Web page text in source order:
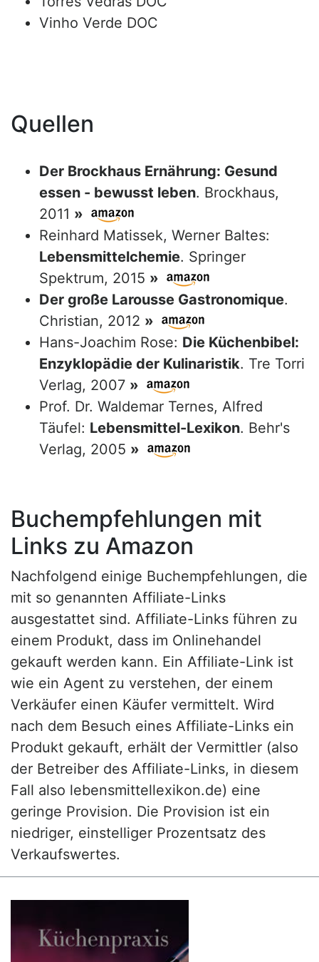
Vinho Verde DOC
Quellen
Der Brockhaus Ernährung: Gesund
essen - bewusst leben. Brockhaus,
2011 »
Reinhard Matissek, Werner Baltes:
Lebensmittelchemie. Springer
Spektrum, 2015 »
Der große Larousse Gastronomique.
Christian, 2012 »
Hans-Joachim Rose: Die Küchenbibel:
Enzyklopädie der Kulinaristik. Tre Torri
Verlag, 2007 »
Prof. Dr. Waldemar Ternes, Alfred
Täufel: Lebensmittel-Lexikon. Behr's
Verlag, 2005 »
Buchempfehlungen mit
Links zu Amazon
Nachfolgend einige Buchempfehlungen, die
mit so genannten Affiliate-Links
ausgestattet sind. Affiliate-Links führen zu
einem Produkt, dass im Onlinehandel
gekauft werden kann. Ein Affiliate-Link ist
wie ein Agent zu verstehen, der einem
Verkäufer einen Käufer vermittelt. Wird
nach dem Besuch eines Affiliate-Links ein
Produkt gekauft, erhält der Vermittler (also
der Betreiber des Affiliate-Links, in diesem
Fall also lebensmittellexikon.de) eine
geringe Provision. Die Provision ist ein
niedriger, einstelliger Prozentsatz des
Verkaufswertes.